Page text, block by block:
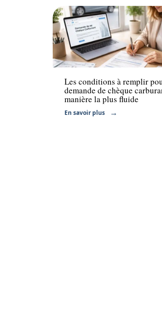
Finance
Les conditions à remplir
demande de chèque
manière la plus fluide
En savoir plus